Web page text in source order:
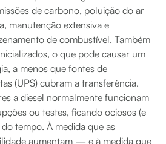
de carbono, poluição do ar
manutenção extensiva e
de combustível. Também
o que pode causar um
a menos que fontes de
(UPS) cubram a transferência.
a diesel normalmente funcionam
ou testes, ficando ociosos (e
tempo. À medida que as
aumentam — e à medida que